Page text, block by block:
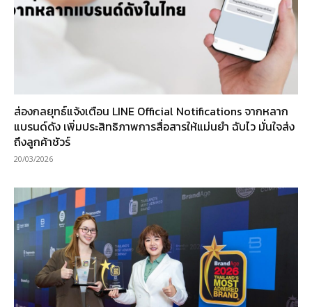
ส่องกลยุทธ์แจ้งเตือน LINE Official Notifications จากหลาก
แบรนด์ดัง เพิ่มประสิทธิภาพการสื่อสารให้แม่นยำ ฉับไว มั่นใจส่ง
ถึงลูกค้าชัวร์
20/03/2026